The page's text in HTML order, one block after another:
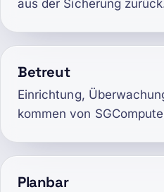
aus der Sicherung
Betreut
Einrichtung,
kommen von
Planbar